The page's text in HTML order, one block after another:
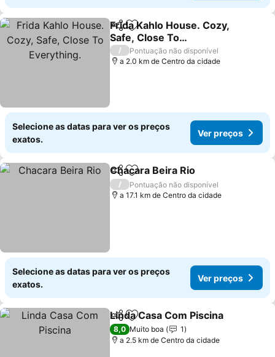
PartilharAdicionar aos favoritos
Frida Kahlo House. Cozy,
Safe, Close To
Everything.
/
Pontuação não disponível
a 2.0 km de Centro da cidade
Selecione as datas para ver os preços
exatos.
Ver preços
PartilharAdicionar aos favoritos
Chacara Beira Rio
/
Pontuação não disponível
a 17.1 km de Centro da cidade
Selecione as datas para ver os preços
exatos.
Ver preços
PartilharAdicionar aos favoritos
Linda Casa Com Piscina
8,0 Muito boa
1
a 2.5 km de Centro da cidade